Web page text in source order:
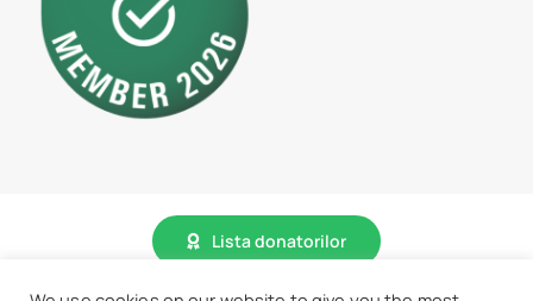
Lista donatorilor